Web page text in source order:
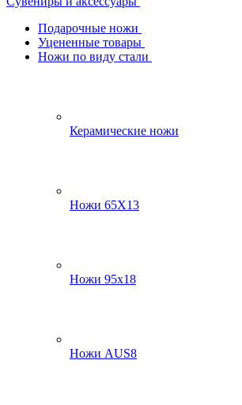
Подарочные ножи
Уцененные товары
Ножи по виду стали
Керамические ножи
Ножи 65Х13
Ножи 95х18
Ножи AUS8